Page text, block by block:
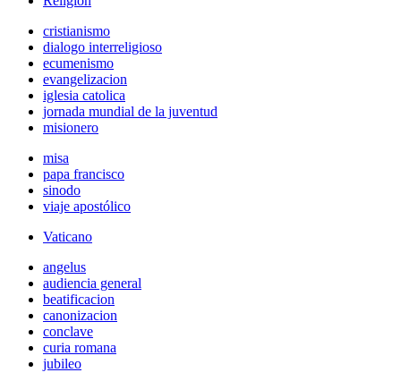
cristianismo
dialogo interreligioso
ecumenismo
evangelizacion
iglesia catolica
jornada mundial de la juventud
misionero
misa
papa francisco
sinodo
viaje apostólico
Vaticano
angelus
audiencia general
beatificacion
canonizacion
conclave
curia romana
jubileo